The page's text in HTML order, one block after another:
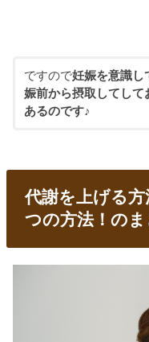
ですので妊娠を意識し
娠前から摂取してして
あるのです♪
代謝を上げる
つの方法！の